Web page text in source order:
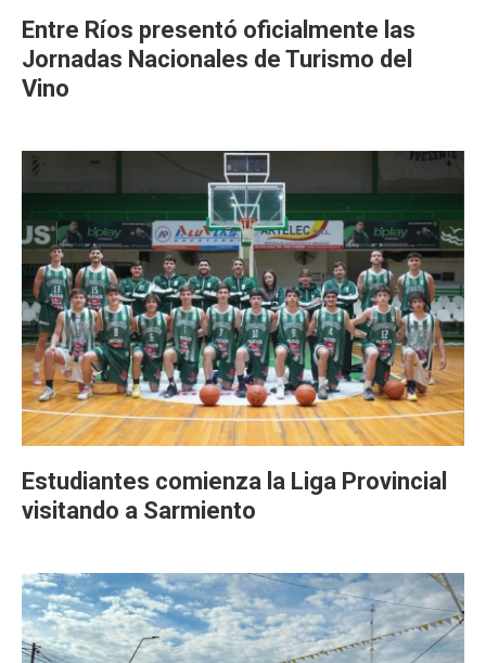
Entre Ríos presentó oficialmente las
Jornadas Nacionales de Turismo del
Vino
Estudiantes comienza la Liga Provincial
visitando a Sarmiento